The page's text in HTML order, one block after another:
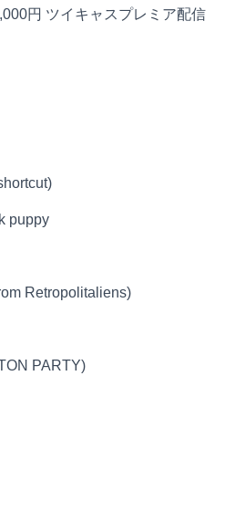
円 ツイキャスプレミア配信
puppy
Retropolitaliens)
PARTY)